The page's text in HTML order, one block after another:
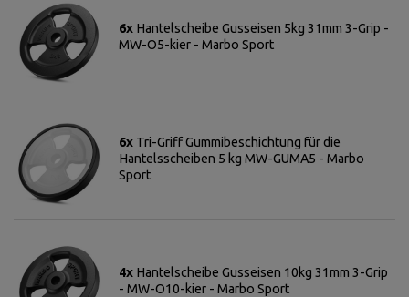
6x Hantelscheibe Gusseisen 5kg 31mm 3-Grip -
MW-O5-kier - Marbo Sport
6x Tri-Griff Gummibeschichtung für die
Hantelsscheiben 5 kg MW-GUMA5 - Marbo
Sport
4x Hantelscheibe Gusseisen 10kg 31mm 3-Grip
- MW-O10-kier - Marbo Sport